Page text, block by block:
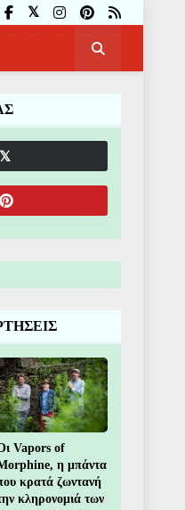
Vapors of
η μπάντα
κρατά ζωντανή
κληρονομιά των